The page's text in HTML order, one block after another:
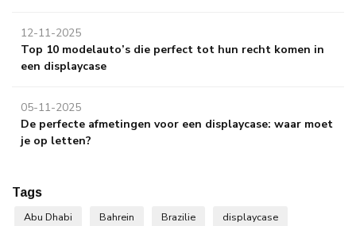
12-11-2025
Top 10 modelauto’s die perfect tot hun recht komen in
een displaycase
05-11-2025
De perfecte afmetingen voor een displaycase: waar moet
je op letten?
Tags
Abu Dhabi
Bahrein Brazilie
displaycase